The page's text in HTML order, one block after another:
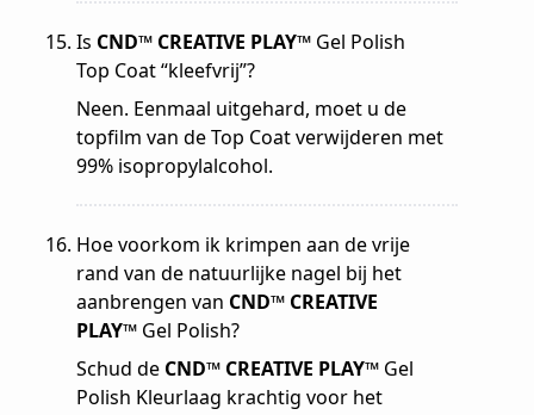
Is CND™ CREATIVE PLAY™ Gel Polish
Top Coat “kleefvrij”?
Neen. Eenmaal uitgehard, moet u de
topfilm van de Top Coat verwijderen met
99% isopropylalcohol.
Hoe voorkom ik krimpen aan de vrije
rand van de natuurlijke nagel bij het
aanbrengen van CND™ CREATIVE
PLAY™ Gel Polish?
Schud de CND™ CREATIVE PLAY™ Gel
Polish Kleurlaag krachtig voor het